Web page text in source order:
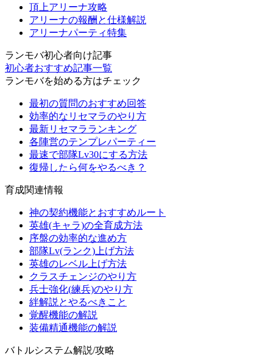
頂上アリーナ攻略
アリーナの報酬と仕様解説
アリーナパーティ特集
ランモバ初心者向け記事
初心者おすすめ記事一覧
ランモバを始める方はチェック
最初の質問のおすすめ回答
効率的なリセマラのやり方
最新リセマラランキング
各陣営のテンプレパーティー
最速で部隊Lv30にする方法
復帰したら何をやるべき？
育成関連情報
神の契約機能とおすすめルート
英雄(キャラ)の全育成方法
序盤の効率的な進め方
部隊Lv(ランク)上げ方法
英雄のレベル上げ方法
クラスチェンジのやり方
兵士強化(練兵)のやり方
絆解説とやるべきこと
覚醒機能の解説
装備精通機能の解説
バトルシステム解説/攻略